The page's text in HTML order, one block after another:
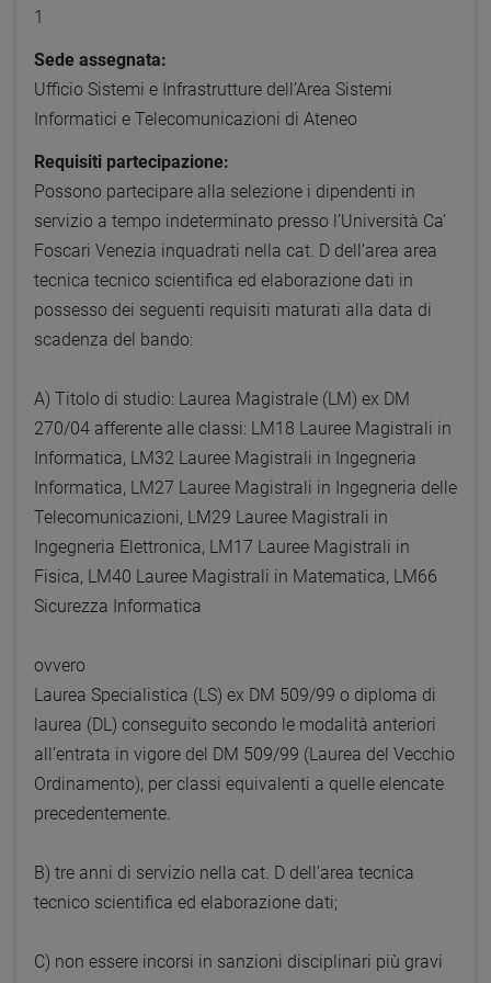
1
Sede assegnata:
Ufficio Sistemi e Infrastrutture dell’Area Sistemi
Informatici e Telecomunicazioni di Ateneo
Requisiti partecipazione:
Possono partecipare alla selezione i dipendenti in
servizio a tempo indeterminato presso l’Università Ca’
Foscari Venezia inquadrati nella cat. D dell’area area
tecnica tecnico scientifica ed elaborazione dati in
possesso dei seguenti requisiti maturati alla data di
scadenza del bando:
A) Titolo di studio: Laurea Magistrale (LM) ex DM
270/04 afferente alle classi: LM18 Lauree Magistrali in
Informatica, LM32 Lauree Magistrali in Ingegneria
Informatica, LM27 Lauree Magistrali in Ingegneria delle
Telecomunicazioni, LM29 Lauree Magistrali in
Ingegneria Elettronica, LM17 Lauree Magistrali in
Fisica, LM40 Lauree Magistrali in Matematica, LM66
Sicurezza Informatica
ovvero
Laurea Specialistica (LS) ex DM 509/99 o diploma di
laurea (DL) conseguito secondo le modalità anteriori
all’entrata in vigore del DM 509/99 (Laurea del Vecchio
Ordinamento), per classi equivalenti a quelle elencate
precedentemente.
B) tre anni di servizio nella cat. D dell’area tecnica
tecnico scientifica ed elaborazione dati;
C) non essere incorsi in sanzioni disciplinari più gravi